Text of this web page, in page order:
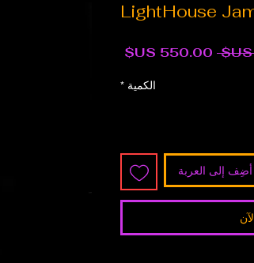
LightHouse
سعر
الكمية *
أضِف إلى العربة